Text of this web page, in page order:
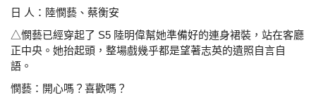
日 人：陸憫藝、蔡衡安
△憫藝已經穿起了 S5 陸明偉幫她準備好的連身裙裝，站在客廳
正中央。她抬起頭，整場戲幾乎都是望著志英的遺照自言自
語。
憫藝：開心嗎？喜歡嗎？